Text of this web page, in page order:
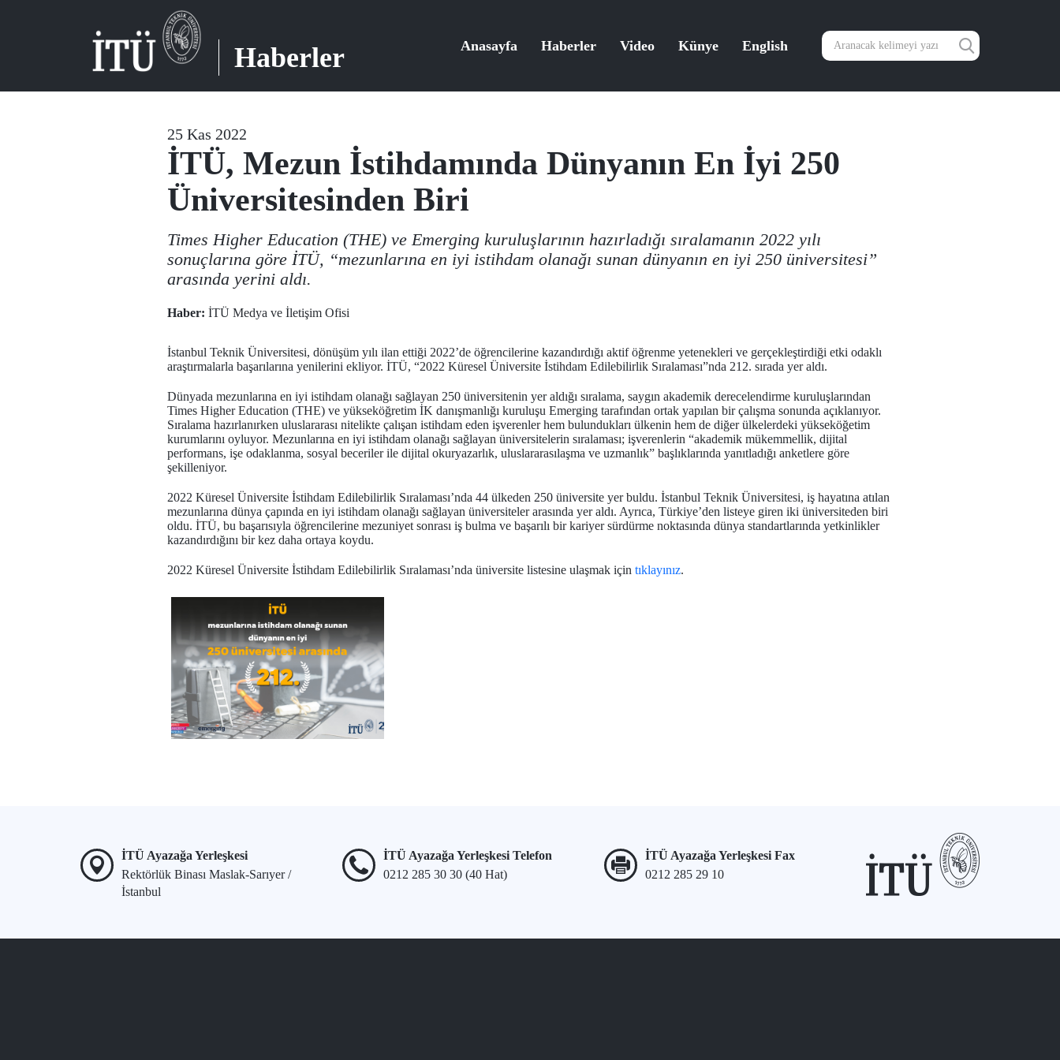
Haberler Anasayfa Haberler Video Künye English
25 Kas 2022
İTÜ, Mezun İstihdamında Dünyanın En İyi 250
Üniversitesinden Biri
Times Higher Education (THE) ve Emerging kuruluşlarının hazırladığı sıralamanın 2022 yılı
sonuçlarına göre İTÜ, “mezunlarına en iyi istihdam olanağı sunan dünyanın en iyi 250 üniversitesi”
arasında yerini aldı.
Haber: İTÜ Medya ve İletişim Ofisi
İstanbul Teknik Üniversitesi, dönüşüm yılı ilan ettiği 2022’de öğrencilerine kazandırdığı aktif öğrenme yetenekleri ve gerçekleştirdiği etki odaklı
araştırmalarla başarılarına yenilerini ekliyor. İTÜ, “2022 Küresel Üniversite İstihdam Edilebilirlik Sıralaması”nda 212. sırada yer aldı.
Dünyada mezunlarına en iyi istihdam olanağı sağlayan 250 üniversitenin yer aldığı sıralama, saygın akademik derecelendirme kuruluşlarından
Times Higher Education (THE) ve yükseköğretim İK danışmanlığı kuruluşu Emerging tarafından ortak yapılan bir çalışma sonunda açıklanıyor.
Sıralama hazırlanırken uluslararası nitelikte çalışan istihdam eden işverenler hem bulundukları ülkenin hem de diğer ülkelerdeki yükseköğetim
kurumlarını oyluyor. Mezunlarına en iyi istihdam olanağı sağlayan üniversitelerin sıralaması; işverenlerin “akademik mükemmellik, dijital
performans, işe odaklanma, sosyal beceriler ile dijital okuryazarlık, uluslararasılaşma ve uzmanlık” başlıklarında yanıtladığı anketlere göre
şekilleniyor.
2022 Küresel Üniversite İstihdam Edilebilirlik Sıralaması’nda 44 ülkeden 250 üniversite yer buldu. İstanbul Teknik Üniversitesi, iş hayatına atılan
mezunlarına dünya çapında en iyi istihdam olanağı sağlayan üniversiteler arasında yer aldı. Ayrıca, Türkiye’den listeye giren iki üniversiteden biri
oldu. İTÜ, bu başarısıyla öğrencilerine mezuniyet sonrası iş bulma ve başarılı bir kariyer sürdürme noktasında dünya standartlarında yetkinlikler
kazandırdığını bir kez daha ortaya koydu.
2022 Küresel Üniversite İstihdam Edilebilirlik Sıralaması’nda üniversite listesine ulaşmak için tıklayınız.
İTÜ Ayazağa Yerleşkesi
Rektörlük Binası Maslak-Sarıyer /
İstanbul
İTÜ Ayazağa Yerleşkesi Telefon
0212 285 30 30 (40 Hat)
İTÜ Ayazağa Yerleşkesi Fax
0212 285 29 10